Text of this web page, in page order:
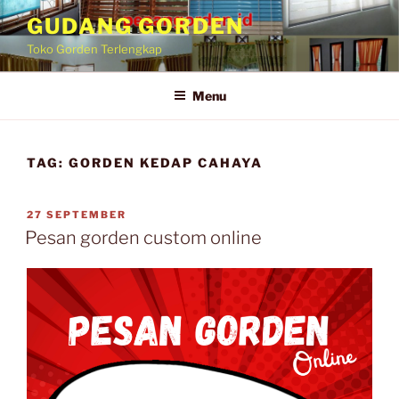
GUDANG GORDEN
Toko Gorden Terlengkap
Menu
TAG: GORDEN KEDAP CAHAYA
27 SEPTEMBER
Pesan gorden custom online